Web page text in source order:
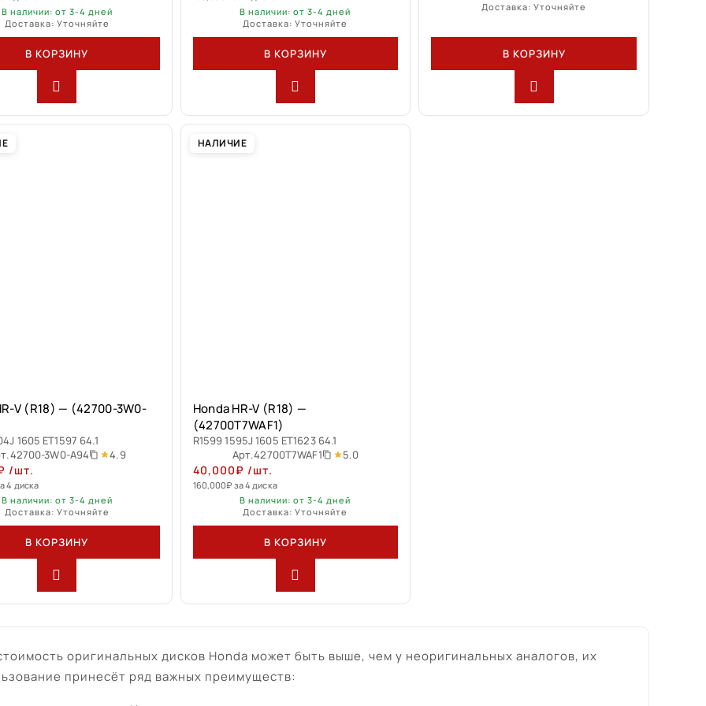
В наличии: от 3-4 дней
Доставка: Уточняйте
В КОРЗИНУ
В наличии: от 3-4 дней
Доставка: Уточняйте
В КОРЗИНУ
Доставка: Уточняйте
В КОРЗИНУ
V (R18) — (42700-3W0-
1605 ET1597 64.1
42700-3W0-A94 4.9
/шт.
4 диска
В наличии: от 3-4 дней
Доставка: Уточняйте
В КОРЗИНУ
НАЛИЧИЕ
Honda HR-V (R18) —
(42700T7WAF1)
R1599 1595J 1605 ET1623 64.1
Арт.42700T7WAF1 5.0
40,000₽ /шт.
160,000₽ за 4 диска
В наличии: от 3-4 дней
Доставка: Уточняйте
В КОРЗИНУ
оригинальных дисков Honda может быть выше, чем у неоригинальных аналогов, их
принесёт ряд важных преимуществ: